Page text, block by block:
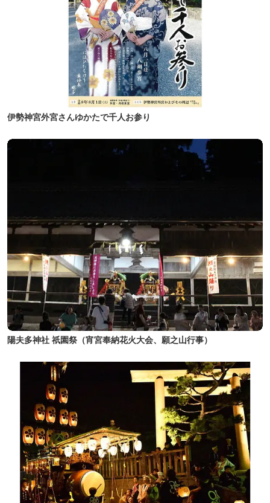
伊勢神宮外宮さんゆかたで千人お参り
陽夫多神社 祇園祭（宵宮奉納花火大会、願之山行事）